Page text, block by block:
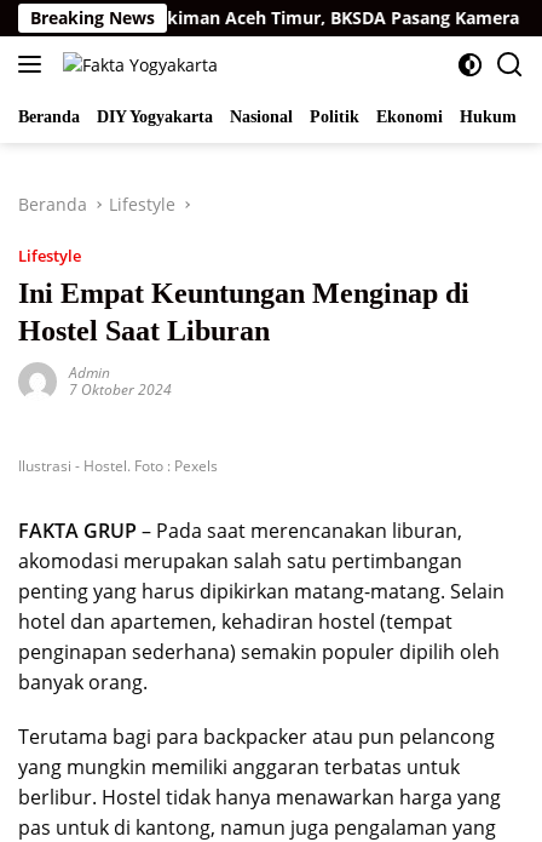
Langsung
ke
konten
Breaking News
di Permukiman Aceh Timur, BKSDA Pasang Kamera dan
Beranda DIY Yogyakarta Nasional Politik Ekonomi Hukum
Beranda Lifestyle
Lifestyle
Ini Empat Keuntungan Menginap di
Hostel Saat Liburan
Admin
7 Oktober 2024
Ilustrasi - Hostel. Foto : Pexels
FAKTA GRUP – Pada saat merencanakan liburan,
akomodasi merupakan salah satu pertimbangan
penting yang harus dipikirkan matang-matang. Selain
hotel dan apartemen, kehadiran hostel (tempat
penginapan sederhana) semakin populer dipilih oleh
banyak orang.
Terutama bagi para backpacker atau pun pelancong
yang mungkin memiliki anggaran terbatas untuk
berlibur. Hostel tidak hanya menawarkan harga yang
pas untuk di kantong, namun juga pengalaman yang